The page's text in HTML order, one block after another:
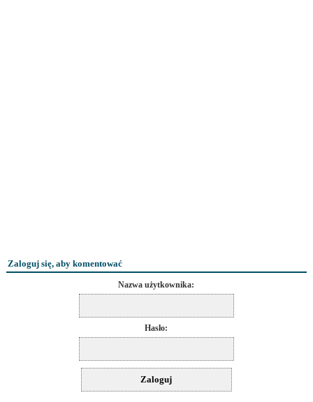
Zaloguj się, aby komentować
Nazwa użytkownika:
Hasło: